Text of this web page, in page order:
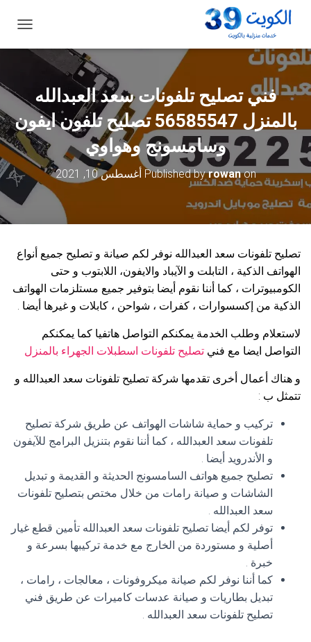
ب
ا
ت
ن
ق
فني تصليح تلفونات سعد العبدالله
بالمنزل 56585547 تصليح تلفون ايفون
وسامسونج وهواوي
Published byrowanon أغسطس 10, 2021
تصليح تلفونات سعد العبدالله نوفر لكم صيانة و تصليح جميع أنواع
الهواتف الذكية ، التابلت و الآيباد والايفون، اللابتوب و حتى
الكومبيوترات ، كما أننا نقوم أيضا بتوفير جميع مستلزمات الهواتف
الذكية من إكسسوارات ، كفرات ، شواحن ، كابلات و غيرها أيضا .
لاستعلام وطلب الخدمة يمكنكم التواصل هاتفيا كما يمكنكم
التواصل ايضا مع فني تصليح تلفونات اسطبلات الجهراء بالمنزل
و هناك أعمال أخرى تقدمها شركة تصليح تلفونات سعد العبدالله و
تتمثل ب :
تركيب و حماية شاشات الهواتف عن طريق شركة تصليح
تلفونات سعد العبدالله ، كما أننا نقوم بتنزيل البرامج للآيفون
و الأندرويد أيضا .
تصليح جميع هواتف السامسونج الحديثة و القديمة و تبديل
الشاشات و صيانة رامات من خلال مختص بتصليح تلفونات
سعد العبدالله .
توفر لكم أيضا تصليح تلفونات سعد العبدالله تأمين قطع غيار
أصلية و مستوردة من الخارج مع خدمة تركيبها بسرعة و
خبرة .
كما أننا نوفر لكم صيانة ميكروفونات ، معالجات ، رامات ،
تبديل بطاريات و صيانة عدسات كاميرات عن طريق فني
تصليح تلفونات سعد العبدالله .